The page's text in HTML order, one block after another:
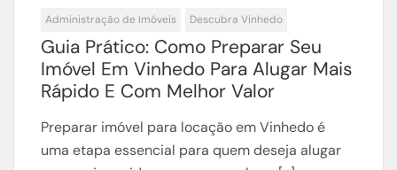
Administração de Imóveis Descubra Vinhedo
Guia Prático: Como Preparar Seu
Imóvel Em Vinhedo Para Alugar Mais
Rápido E Com Melhor Valor
Preparar imóvel para locação em Vinhedo é
uma etapa essencial para quem deseja alugar